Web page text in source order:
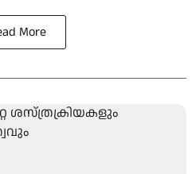
More